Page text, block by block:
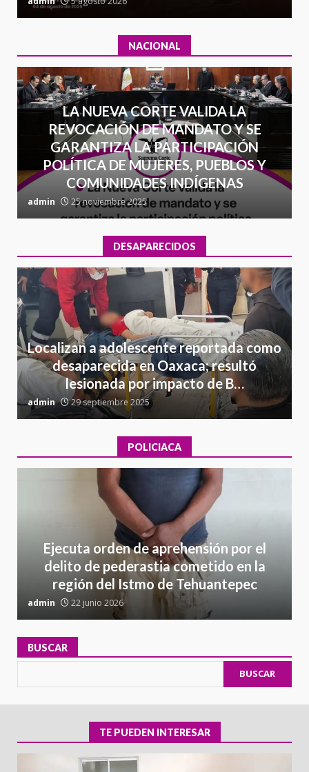
NACIONAL
LA NUEVA CORTE VALIDA LA
REVOCACIÓN DE MANDATO Y SE
GARANTIZA LA PARTICIPACIÓN
POLÍTICA DE MUJERES, PUEBLOS Y
COMUNIDADES INDÍGENAS
admin 25 noviembre 2025
DESAPARECIDOS
Localizan a adolescente reportada como
desaparecida en Oaxaca; resultó
lesionada por impacto de B…
admin 29 septiembre 2025
POLICIACA
Ejecuta orden de aprehensión por el
delito de pederastia cometido en la
región del Istmo de Tehuantepec
admin 22 junio 2026
BUSCAR
BUSCAR
TE PUEDEN INTERESAR